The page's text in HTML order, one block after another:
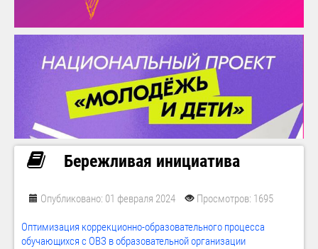
Бережливая инициатива
Опубликовано: 01 февраля 2024 Просмотров: 1695
Оптимизация коррекционно-образовательного процесса
обучающихся с ОВЗ в образовательной организации